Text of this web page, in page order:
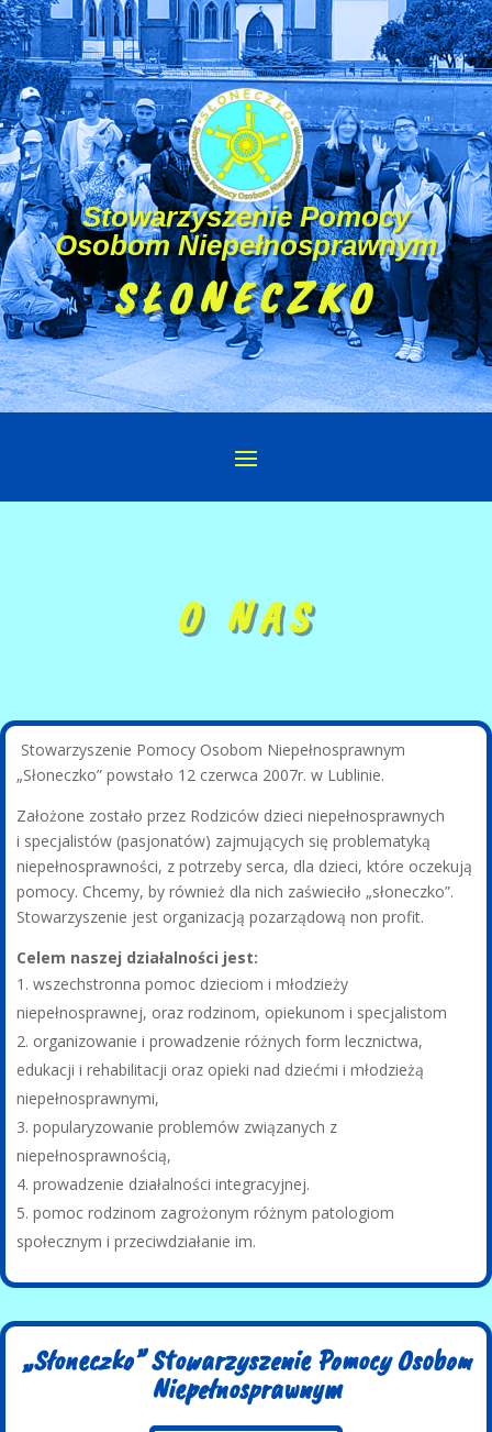
Stowarzyszenie Pomocy
Osobom Niepełnosprawnym
SŁONECZKO
O NAS
Stowarzyszenie Pomocy Osobom Niepełnosprawnym
„Słoneczko” powstało 12 czerwca 2007r. w Lublinie.
Założone zostało przez Rodziców dzieci niepełnosprawnych
i specjalistów (pasjonatów) zajmujących się problematyką
niepełnosprawności, z potrzeby serca, dla dzieci, które oczekują
pomocy. Chcemy, by również dla nich zaświeciło „słoneczko”.
Stowarzyszenie jest organizacją pozarządową non profit.
Celem naszej działalności jest:
wszechstronna pomoc dzieciom i młodzieży
niepełnosprawnej, oraz rodzinom, opiekunom i specjalistom
organizowanie i prowadzenie różnych form lecznictwa,
edukacji i rehabilitacji oraz opieki nad dziećmi i młodzieżą
niepełnosprawnymi,
popularyzowanie problemów związanych z
niepełnosprawnością,
prowadzenie działalności integracyjnej.
pomoc rodzinom zagrożonym różnym patologiom
społecznym i przeciwdziałanie im.
„Słoneczko” Stowarzyszenie Pomocy Osobom
Niepełnosprawnym